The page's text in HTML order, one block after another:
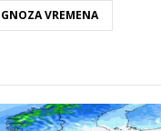
VREMENA